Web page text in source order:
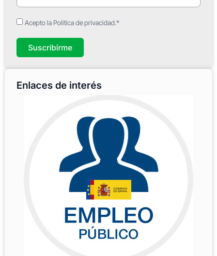
Acepto la Política de privacidad.*
Suscribirme
Enlaces de interés